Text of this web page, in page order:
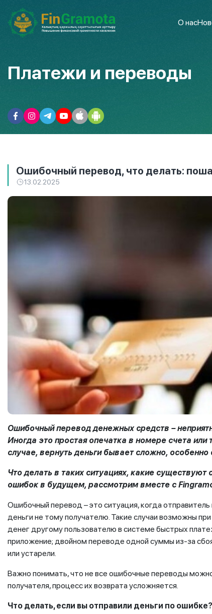
О нас
Платежи и переводы
Ошибочный перевод, что делать:
13.02.2025
Ошибочный перевод денежных средств –
Иногда это простая опечатка в номере счета
случае, вернуть деньги бывает сложно, особенно
Что делать в таких ситуациях, какие
ошибок в будущем, рассмотрим вместе с
Ошибочный перевод – это ситуация, когда
деньги не тому получателю. Такие случаи возможны
денег другому пользователю в системе быстрых
приложение; двойном переводе одной суммы из-за
или устарели.
Важно понимать, что не все ошибочные переводы
получателя, процесс их возврата усложняется.
Что делать, если вы отправили деньги по ошибке?